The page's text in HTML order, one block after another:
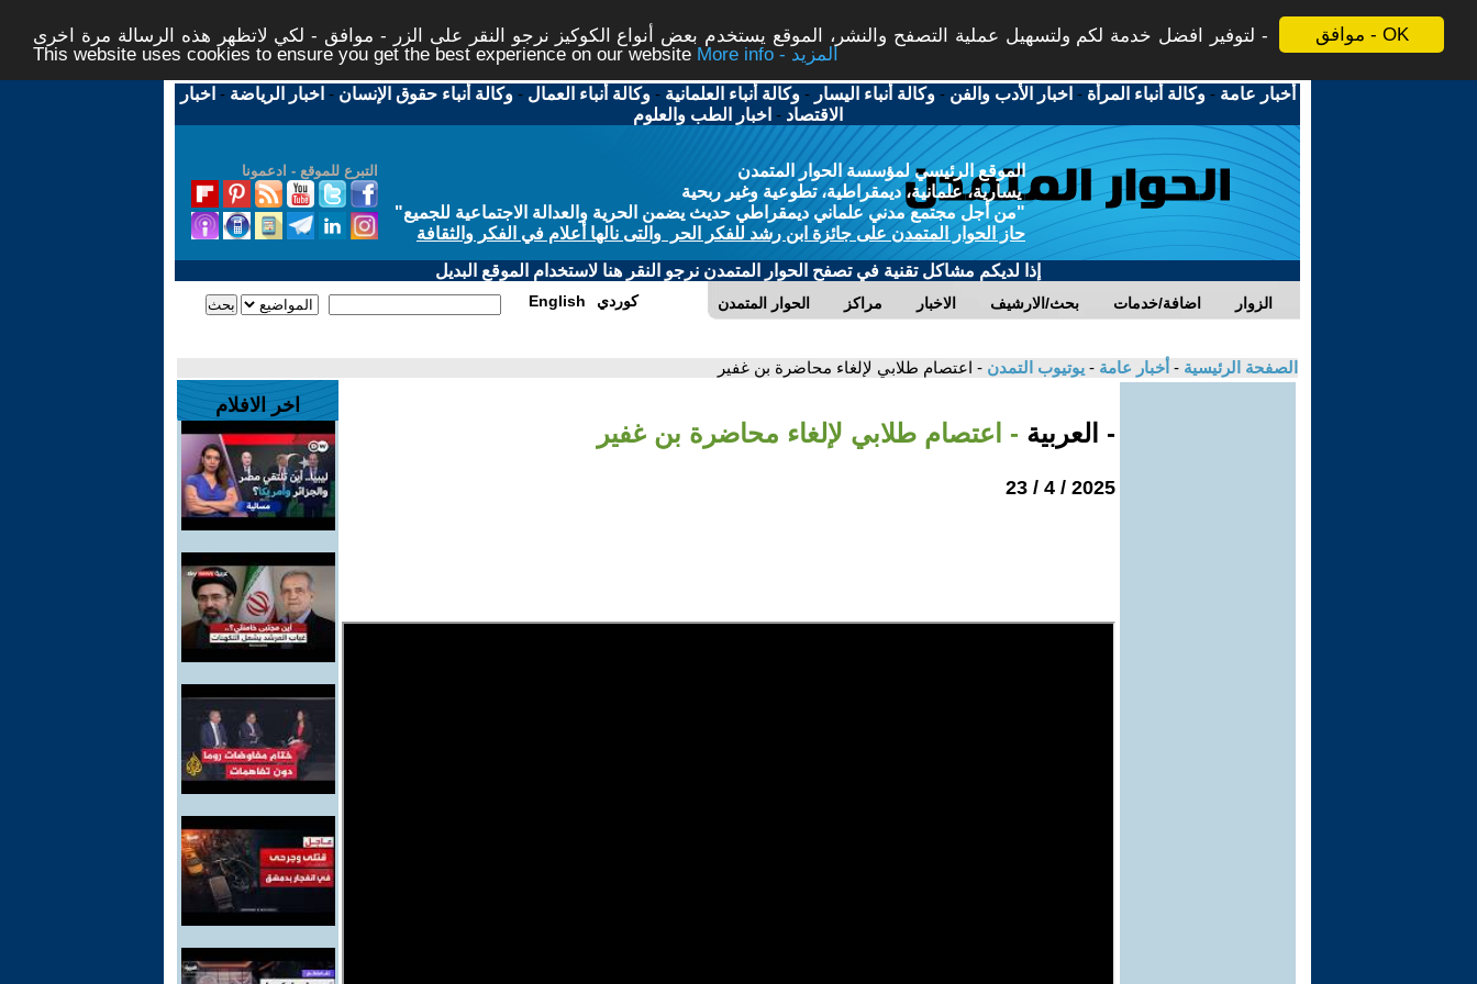
موافق - OK
لتوفير افضل خدمة لكم ولتسهيل عملية التصفح والنشر، الموقع يستخدم بعض أنواع الكوكيز نرجو النقر على الزر - موافق - لكي لاتظهر هذه الرسالة مرة اخرى -
This website uses cookies to ensure you get the best experience on our website
More info - المزيد
أخبار عامة -وكالة أنباء المرأة - اخبار الأدب والفن -وكالة أنباء اليسار -وكالة أنباء العلمانية -وكالة أنباء العمال -وكالة أنباء حقوق الإنسان - اخبار الرياضة - اخبار
الاقتصاد - اخبار الطب والعلوم
التبرع للموقع - ادعمونا
الموقع الرئيسي لمؤسسة الحوار المتمدن
يسارية، علمانية، ديمقراطية، تطوعية وغير ربحية
"من أجل مجتمع مدني علماني ديمقراطي حديث يضمن الحرية والعدالة الاجتماعية للجميع"
حاز الحوار المتمدن على جائزة ابن رشد للفكر الحر والتى نالها أعلام في الفكر والثقافة
إذا لديكم مشاكل تقنية في تصفح الحوار المتمدن نرجو النقر هنا لاستخدام الموقع البديل
الحوار المتمدن مراكز الاخبار بحث/الارشيف اضافة/خدمات الزوار English كوردي
الصفحة الرئيسية - أخبار عامة - يوتيوب التمدن - اعتصام طلابي لإلغاء محاضرة بن غفير
- العربية - اعتصام طلابي لإلغاء محاضرة بن غفير
2025 / 4 / 23
اخر الافلام